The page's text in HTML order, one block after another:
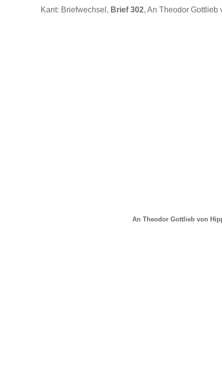
Kant: Briefwechsel, Brief 302, An Theodor Gottlieb
An Theodor Gottlieb von